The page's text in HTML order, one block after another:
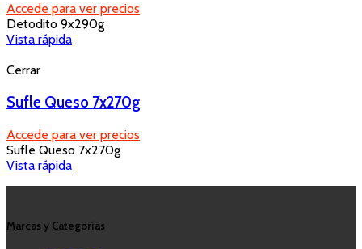
Accede para ver precios
Detodito 9x290g
Vista rápida
Cerrar
Sufle Queso 7x270g
Accede para ver precios
Sufle Queso 7x270g
Vista rápida
Marcas y Categorías